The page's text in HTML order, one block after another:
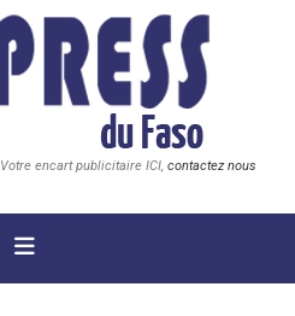
Votre encart publicitaire ICI, contactez nous